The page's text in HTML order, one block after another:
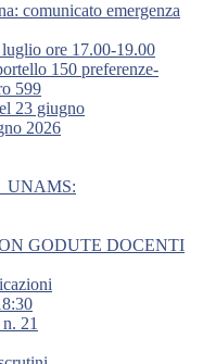
comunicato emergenza
ore 17.00-19.00
150 preferenze-
599
23 giugno
2026
GODUTE DOCENTI
21